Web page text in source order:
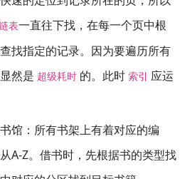
表一直往下找，在每一个页中根
找指定的记录。因为要遍历所有
然是 超级耗时 的。此时 索引
应运
馆：所有书架上有着对应的编
A-Z。借书时，先根据书的类型找